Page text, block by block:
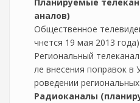
аналов)
Общественное
чнется 19 мая 2013 года)
Региональный
ле внесения поправок в
роведении
Радиоканалы